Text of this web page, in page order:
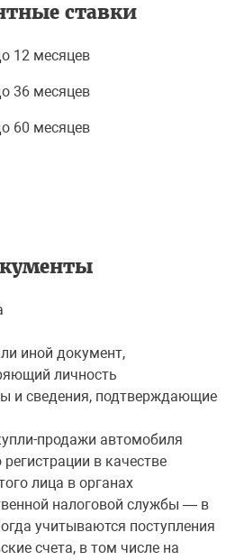
ставки
12 месяцев
36 месяцев
60 месяцев
иной документ,
личность
и сведения, подтверждающие
продажи автомобиля
в качестве
лица в органах
налоговой службы — в
учитываются поступления
счета, в том числе на